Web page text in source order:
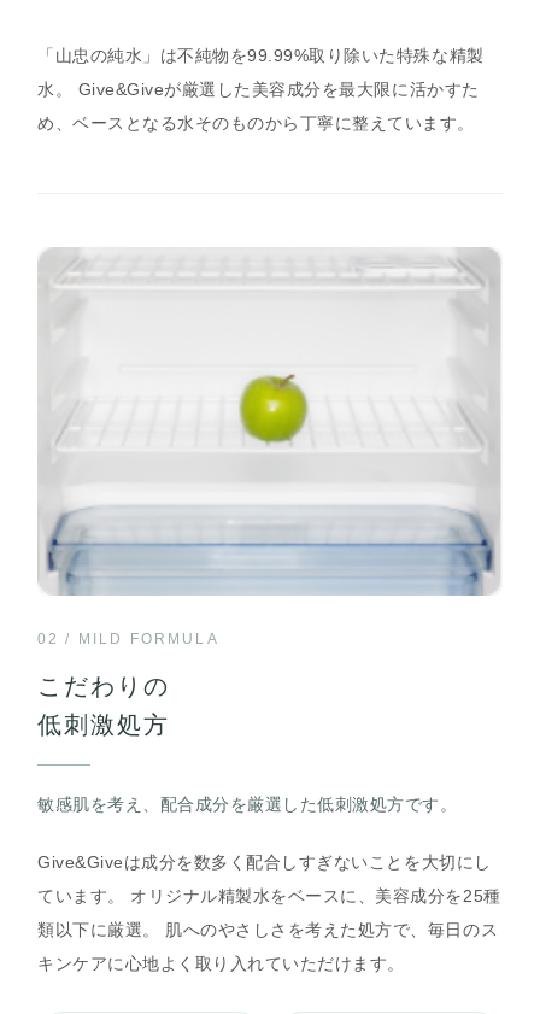
「山忠の純水」は不純物を99.99%取り除いた特殊な精製
水。 Give&Giveが厳選した美容成分を最大限に活かすた
め、ベースとなる水そのものから丁寧に整えています。
02 / MILD FORMULA
こだわりの
低刺激処方
敏感肌を考え、配合成分を厳選した低刺激処方です。
Give&Giveは成分を数多く配合しすぎないことを大切にし
ています。 オリジナル精製水をベースに、美容成分を25種
類以下に厳選。 肌へのやさしさを考えた処方で、毎日のス
キンケアに心地よく取り入れていただけます。